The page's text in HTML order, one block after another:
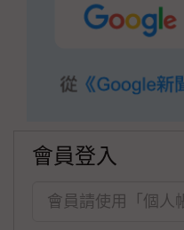
會員登入